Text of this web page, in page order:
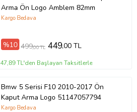
Arma Ön Logo Amblem 82mm
Kargo Bedava
%10 499,00 TL 449,00 TL
47,89 TL'den Başlayan Taksitlerle
Bmw 5 Serisi F10 2010-2017 Ön
Kaput Arma Logo 51147057794
Kargo Bedava